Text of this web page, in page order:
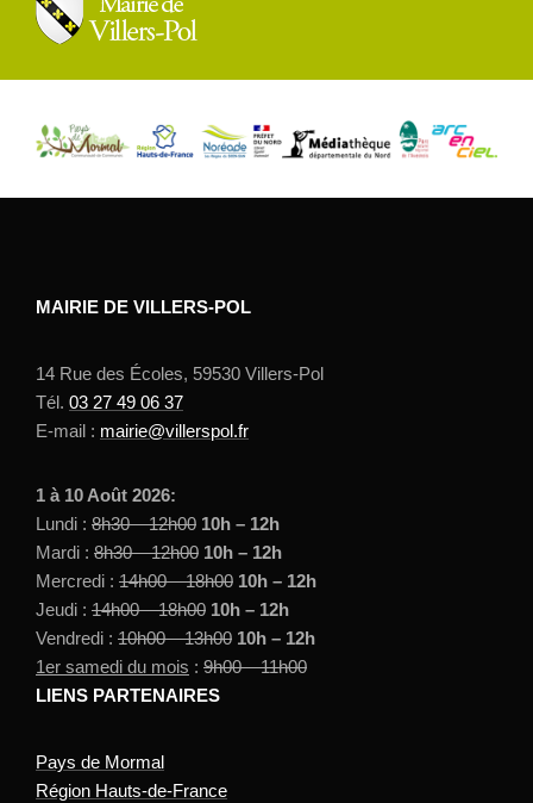
MAIRIE DE VILLERS-POL
14 Rue des Écoles, 59530 Villers-Pol
Tél. 03 27 49 06 37
E-mail : mairie@villerspol.fr
1 à 10 Août 2026:
Lundi : 8h30 – 12h00 10h – 12h
Mardi : 8h30 – 12h00 10h – 12h
Mercredi : 14h00 – 18h00 10h – 12h
Jeudi : 14h00 – 18h00 10h – 12h
Vendredi : 10h00 – 13h00 10h – 12h
1er samedi du mois : 9h00 – 11h00
LIENS PARTENAIRES
Pays de Mormal
Région Hauts-de-France